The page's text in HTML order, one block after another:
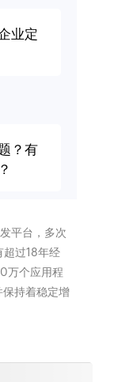
业定
？有
平台，多次
超过18年经
万个应用程
持着稳定增